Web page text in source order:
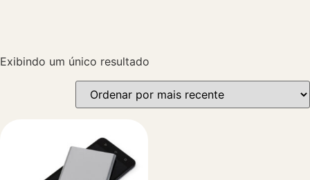
Exibindo um único resultado